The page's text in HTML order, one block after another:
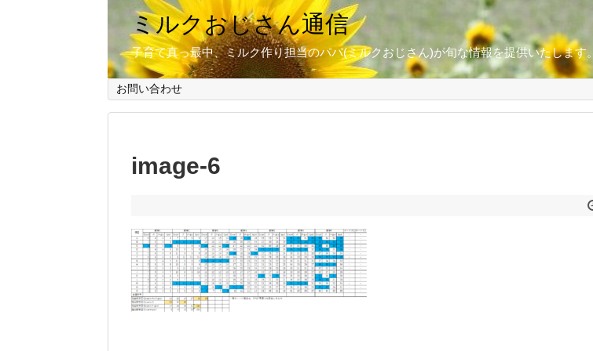
ミルクおじさん通信
子育て真っ最中、ミルク作り担当のパパ(ミルクおじさん)が旬な情報を提供いたします。
お問い合わせ
image-6